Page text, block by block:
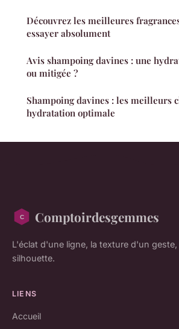
Découvrez les meilleures
essayer absolument
Avis shampoing davines : une
ou mitigée ?
Shampoing davines : les meilleurs
hydratation optimale
Comptoirdesgemmes
L'éclat d'une ligne, la texture d'un
silhouette.
LIENS
Accueil